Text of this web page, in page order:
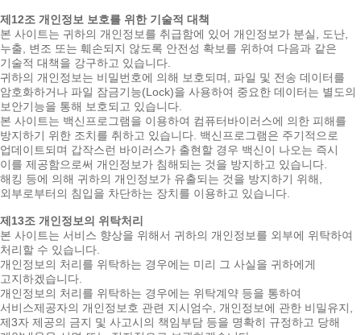
제12조 개인정보 보호를 위한 기술적 대책
본 사이트는 귀하의 개인정보를 취급함에 있어 개인정보가 분실, 도난,
누출, 변조 또는 훼손되지 않도록 안전성 확보를 위하여 다음과 같은
기술적 대책을 강구하고 있습니다.
귀하의 개인정보는 비밀번호에 의해 보호되며, 파일 및 전송 데이터를
암호화하거나 파일 잠금기능(Lock)을 사용하여 중요한 데이터는 별도의
보안기능을 통해 보호되고 있습니다.
본 사이트는 백신프로그램을 이용하여 컴퓨터바이러스에 의한 피해를
방지하기 위한 조치를 취하고 있습니다. 백신프로그램은 주기적으로
업데이트되며 갑작스런 바이러스가 출현할 경우 백신이 나오는 즉시
이를 제공함으로써 개인정보가 침해되는 것을 방지하고 있습니다.
해킹 등에 의해 귀하의 개인정보가 유출되는 것을 방지하기 위해,
외부로부터의 침입을 차단하는 장치를 이용하고 있습니다.
제13조 개인정보의 위탁처리
본 사이트는 서비스 향상을 위해서 귀하의 개인정보를 외부에 위탁하여
처리할 수 있습니다.
개인정보의 처리를 위탁하는 경우에는 미리 그 사실을 귀하에게
고지하겠습니다.
개인정보의 처리를 위탁하는 경우에는 위탁계약 등을 통하여
서비스제공자의 개인정보호 관련 지시엄수, 개인정보에 관한 비밀유지,
제3자 제공의 금지 및 사고시의 책임부담 등을 명확히 규정하고 당해